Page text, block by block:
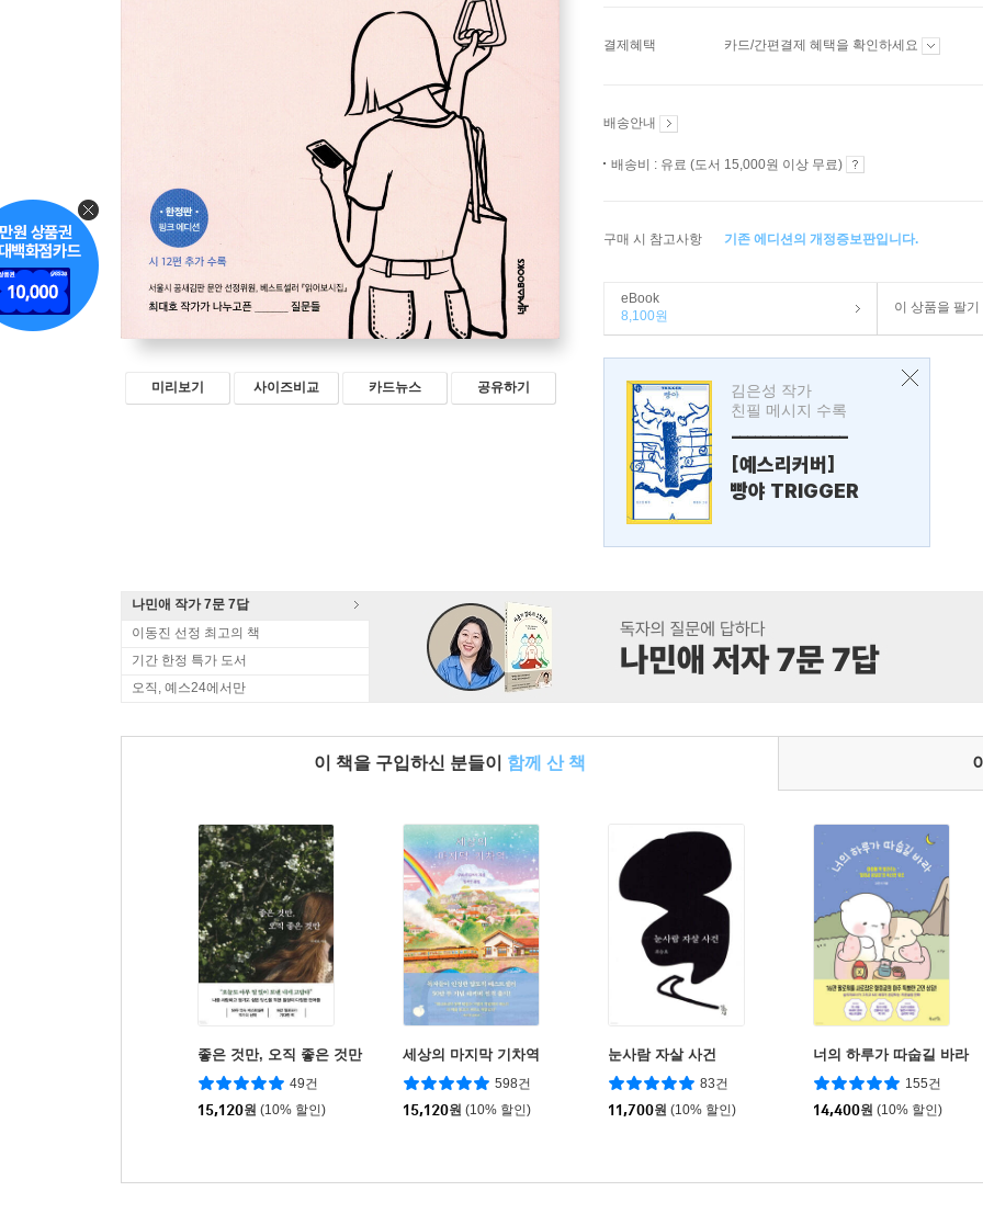
미리보기 사이즈비교 카드뉴스 공유하기
결제혜택 카드/간편결제 혜택을 확인하세요
배송안내
배송비 : 유료 (도서 15,000원 이상 무료)
구매 시 참고사항 기존 에디션의 개정증보판입니다.
eBook
8,100원
이 상품을 팔기
김은성 작가
친필 메시지 수록
---------------
[예스리커버]
빵야 TRIGGER
나민애 작가 7문 7답
이동진 선정 최고의 책
기간 한정 특가 도서
오직, 예스24에서만
이 책을 구입하신 분들이 함께 산 책
좋은 것만, 오직 좋은 것만
49건
15,120원 (10% 할인)
세상의 마지막 기차역
598건
15,120원 (10% 할인)
눈사람 자살 사건
83건
11,700원 (10% 할인)
너의 하루가 따숩길 바라
155건
14,400원 (10% 할인)